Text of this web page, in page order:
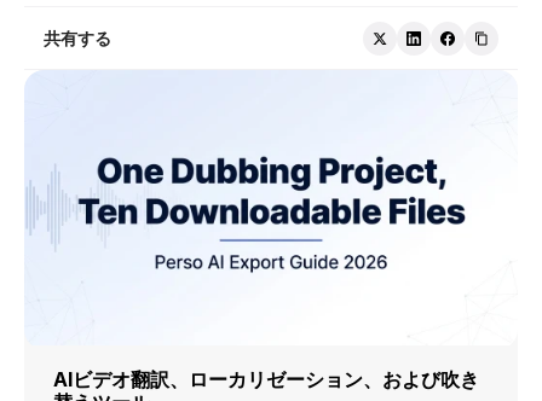
共有する
AIビデオ翻訳、ローカリゼーション、および吹き